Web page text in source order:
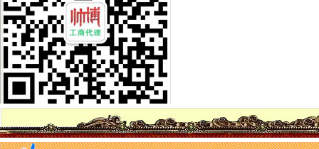
【重庆渝中区到岳物流专线】重庆渝中区到岳物流公司_重庆渝中
渝中区人和街,重庆渝中区人和街房价,楼盘户型,周边配套,交通
重庆代办营业执照
北京代账业务哪家快_重庆代办执照代理记账_舟山新闻网
新闻中心_重庆工商执照代办-重庆乐享凯信代理记账有限公司
【专业】重庆工商代办_重庆代理记账代账公司_重庆注册公司_重庆公
重庆代办公司
宜搜诈骗！宜搜诈骗！！！！！宜搜重庆代理公司帮！！！！_重庆_
天津友发镀锌管重庆代理价格重庆代理友发镀锌管公司价格_建筑材料
重庆代理卫星地亩测量仪-公司动态-天津天利经纬科技有限责任公司